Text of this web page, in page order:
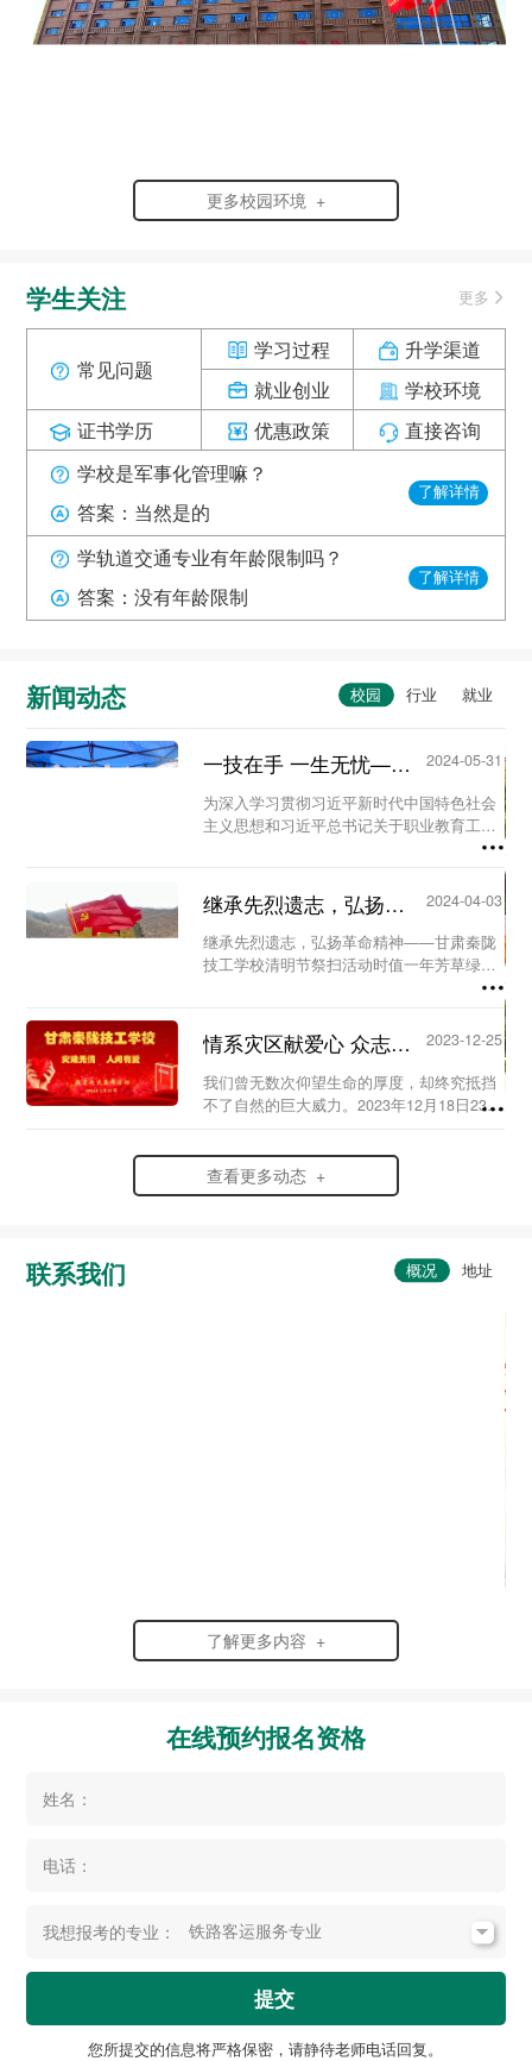
更多校园环境 +
学生关注 更多
常见问题
学习过程
就业创业
升学渠道
学校环境
证书学历
优惠政策
直接咨询
学校是军事化管理嘛？
答案：当然是的
了解详情
学轨道交通专业有年龄限制吗？
答案：没有年龄限制
了解详情
新闻动态
一技在手 一生无忧——甘肃秦陇技工学校职教活动周系列活动...
2024-05-31
为深入学习贯彻习近平新时代中国特色社会
主义思想和习近平总书记关于职业教育工作
的重要指示精神及全国职业教育大会精神，
人人享有技能的校园氛围。5月23日至29
日，我校...
继承先烈遗志，弘扬革命精神-甘肃秦陇技工学校清明节祭扫活动...
2024-04-03
继承先烈遗志，弘扬革命精神——甘肃秦陇
技工学校清明节祭扫活动时值一年芳草绿，
又是一年清明时。为缅怀革命先烈、铭记历
烈精神，在党支部及校团委的组织领导下，
我校于20...
情系灾区献爱心 众志成城渡难关...
2023-12-25
我们曾无数次仰望生命的厚度，却终究抵挡
不了自然的巨大威力。2023年12月18日23时
州积石山县，灾情范围波及到了甘肃、青海
两省。...
查看更多动态 +
联系我们
了解更多内容 +
在线预约报名资格
姓名：
电话：
我想报考的专业：
提交
您所提交的信息将严格保密，请静待老师电话回复。